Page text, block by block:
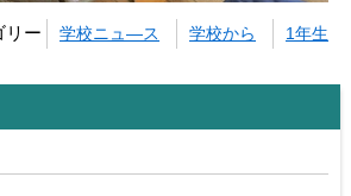
リー 学校ニュ―ス 学校から 1年生